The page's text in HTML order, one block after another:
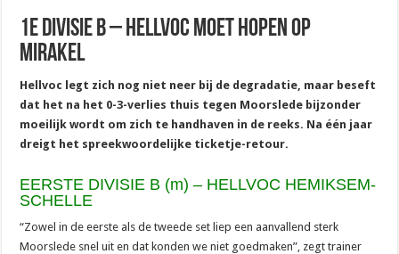
1e divisie B – Hellvoc moet hopen op
mirakel
Hellvoc legt zich nog niet neer bij de degradatie, maar beseft
dat het na het 0-3-verlies thuis tegen Moorslede bijzonder
moeilijk wordt om zich te handhaven in de reeks. Na één jaar
dreigt het spreekwoordelijke ticketje-retour.
EERSTE DIVISIE B (m) – HELLVOC HEMIKSEM-
SCHELLE
“Zowel in de eerste als de tweede set liep een aanvallend sterk
Moorslede snel uit en dat konden we niet goedmaken”, zegt trainer